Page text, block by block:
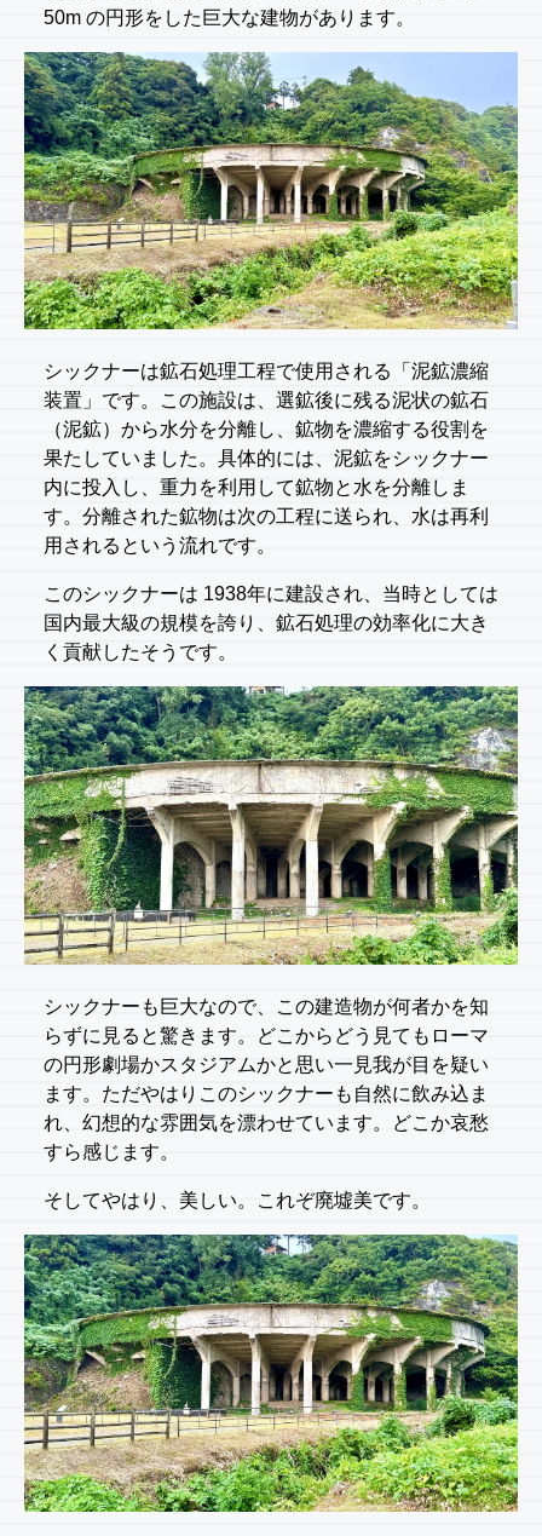
50m の円形をした巨大な建物があります。
シックナーは鉱石処理工程で使用される「泥鉱濃縮
装置」です。この施設は、選鉱後に残る泥状の鉱石
（泥鉱）から水分を分離し、鉱物を濃縮する役割を
果たしていました。具体的には、泥鉱をシックナー
内に投入し、重力を利用して鉱物と水を分離しま
す。分離された鉱物は次の工程に送られ、水は再利
用されるという流れです。
このシックナーは 1938年に建設され、当時としては
国内最大級の規模を誇り、鉱石処理の効率化に大き
く貢献したそうです。
シックナーも巨大なので、この建造物が何者かを知
らずに見ると驚きます。どこからどう見てもローマ
の円形劇場かスタジアムかと思い一見我が目を疑い
ます。ただやはりこのシックナーも自然に飲み込ま
れ、幻想的な雰囲気を漂わせています。どこか哀愁
すら感じます。
そしてやはり、美しい。これぞ廃墟美です。